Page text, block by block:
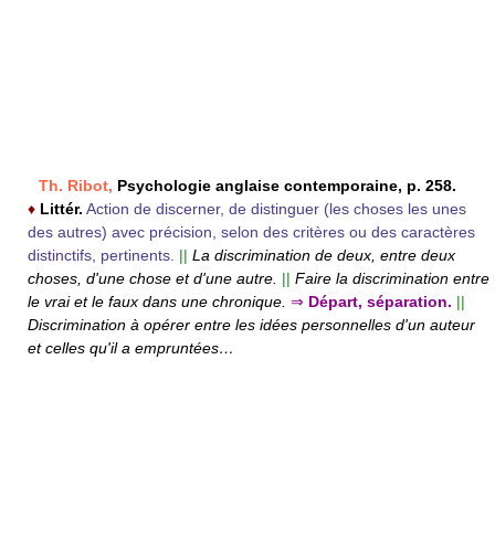
Th. Ribot, Psychologie anglaise contemporaine, p. 258.
♦ Littér. Action de discerner, de distinguer (les choses les unes
des autres) avec précision, selon des critères ou des caractères
distinctifs, pertinents. || La discrimination de deux, entre deux
choses, d'une chose et d'une autre. || Faire la discrimination entre
le vrai et le faux dans une chronique. ⇒ Départ, séparation. ||
Discrimination à opérer entre les idées personnelles d'un auteur
et celles qu'il a empruntées…